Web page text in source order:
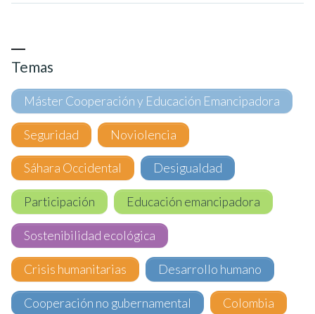
Temas
Máster Cooperación y Educación Emancipadora
Seguridad Noviolencia
Sáhara Occidental Desigualdad
Participación Educación emancipadora
Sostenibilidad ecológica
Crisis humanitarias Desarrollo humano
Cooperación no gubernamental Colombia